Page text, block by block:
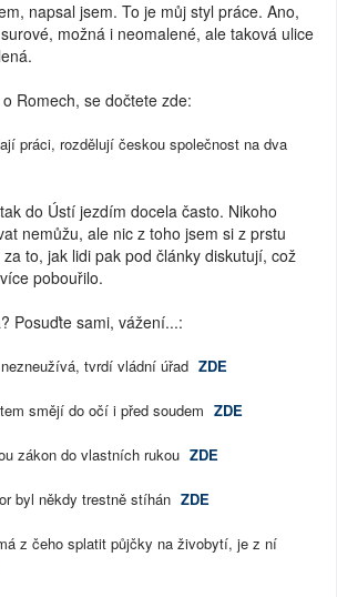
napsal jsem. To je můj styl práce. Ano,
možná i neomalené, ale taková ulice
Romech, se dočtete zde:
práci, rozdělují českou společnost na dva
do Ústí jezdím docela často. Nikoho
nemůžu, ale nic z toho jsem si z prstu
to, jak lidi pak pod články diskutují, což
pobouřilo.
Posuďte sami, vážení...:
tvrdí vládní úřad ZDE
smějí do očí i před soudem ZDE
zákon do vlastních rukou ZDE
byl někdy trestně stíhán ZDE
z čeho splatit půjčky na živobytí, je z ní